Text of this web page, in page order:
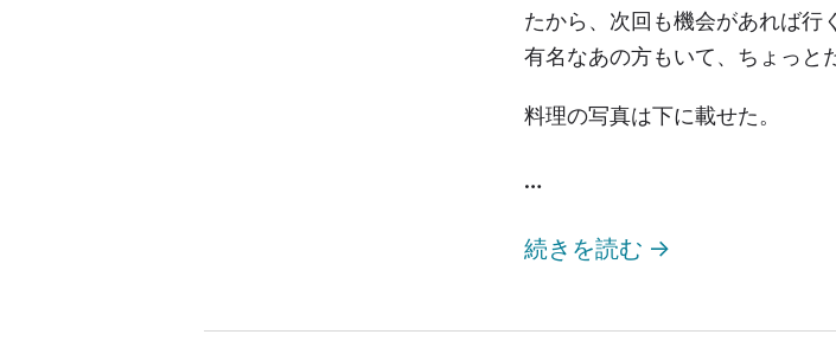
たから、次回も機会があれば行
有名なあの方もいて、ちょっと
料理の写真は下に載せた。
…
続きを読む →